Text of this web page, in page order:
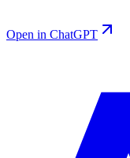
Open in ChatGPT